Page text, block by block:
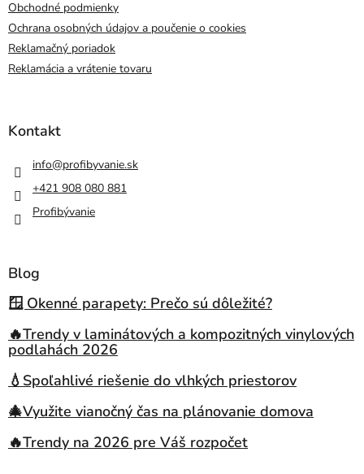
Obchodné podmienky
Ochrana osobných údajov a poučenie o cookies
Reklamačný poriadok
Reklamácia a vrátenie tovaru
Kontakt
info@profibyvanie.sk
+421 908 080 881
Profibývanie
Blog
🪟 Okenné parapety: Prečo sú dôležité?
🔥Trendy v laminátových a kompozitných vinylových
podlahách 2026
💧Spoľahlivé riešenie do vlhkých priestorov
🎄Využite vianočný čas na plánovanie domova
🔥Trendy na 2026 pre Váš rozpočet